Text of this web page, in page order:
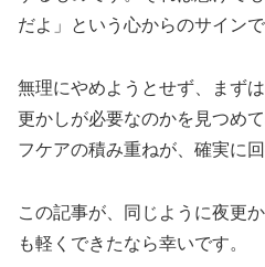
だよ」という心からのサインで
無理にやめようとせず、まず
更かしが必要なのかを見つめ
フケアの積み重ねが、確実に
この記事が、同じように夜更
も軽くできたなら幸いです。